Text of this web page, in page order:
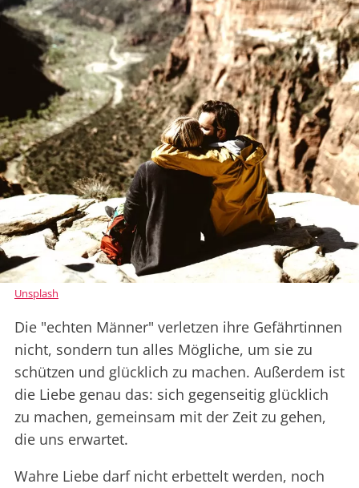
Unsplash
Die "echten Männer" verletzen ihre Gefährtinnen
nicht, sondern tun alles Mögliche, um sie zu
schützen und glücklich zu machen. Außerdem ist
die Liebe genau das: sich gegenseitig glücklich
zu machen, gemeinsam mit der Zeit zu gehen,
die uns erwartet.
Wahre Liebe darf nicht erbettelt werden, noch